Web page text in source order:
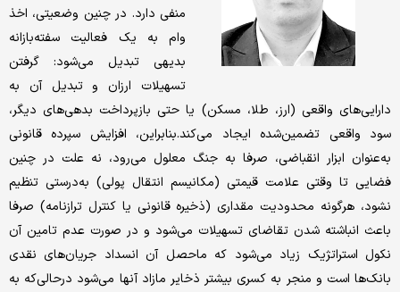
منفی دارد. در چنین وضعیتی، اخذ
وام به یک فعالیت سفته‌بازانه
بدیهی تبدیل می‌شود: گرفتن
تسهیلات ارزان و تبدیل آن به
دارایی‌های واقعی (ارز، طلا، مسکن) یا حتی بازپرداخت بدهی‌های دیگر،
سود واقعی تضمین‌شده ایجاد می‌کند.بنابراین، افزایش سپرده قانونی
به‌عنوان ابزار انقباضی، صرفا به جنگ معلول می‌رود، نه علت در چنین
فضایی تا وقتی علامت قیمتی (مکانیسم انتقال پولی) به‌درستی تنظیم
نشود، هرگونه محدودیت مقداری (ذخیره قانونی یا کنترل ترازنامه) صرفا
باعث انباشته شدن تقاضای تسهیلات می‌شود و در صورت عدم تامین آن
نکول استراتژیک زیاد می‌شود که ماحصل آن انسداد جریان‌های نقدی
بانک‌ها است و منجر به کسری بیشتر ذخایر مازاد آنها می‌شود درحالی‌که به